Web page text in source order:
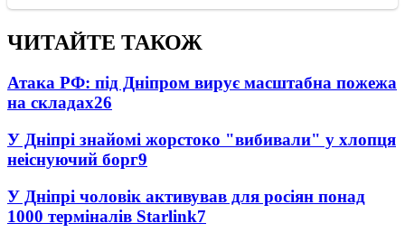
ЧИТАЙТЕ ТАКОЖ
Атака РФ: під Дніпром вирує масштабна пожежа
на складах26
У Дніпрі знайомі жорстоко "вибивали" у хлопця
неіснуючий борг9
У Дніпрі чоловік активував для росіян понад
1000 терміналів Starlink7